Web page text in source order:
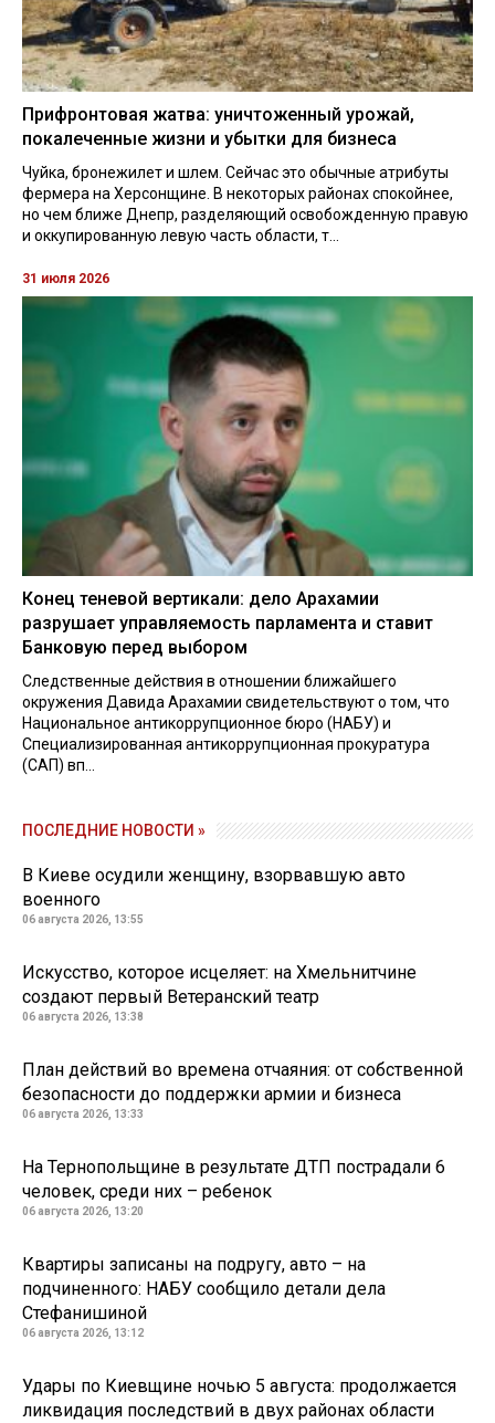
Прифронтовая жатва: уничтоженный урожай,
покалеченные жизни и убытки для бизнеса
Чуйка, бронежилет и шлем. Сейчас это обычные атрибуты
фермера на Херсонщине. В некоторых районах спокойнее,
но чем ближе Днепр, разделяющий освобожденную правую
и оккупированную левую часть области, т...
31 июля 2026
Конец теневой вертикали: дело Арахамии
разрушает управляемость парламента и ставит
Банковую перед выбором
Следственные действия в отношении ближайшего
окружения Давида Арахамии свидетельствуют о том, что
Национальное антикоррупционное бюро (НАБУ) и
Специализированная антикоррупционная прокуратура
(САП) вп...
ПОСЛЕДНИЕ НОВОСТИ »
В Киеве осудили женщину, взорвавшую авто
военного
06 августа 2026, 13:55
Искусство, которое исцеляет: на Хмельнитчине
создают первый Ветеранский театр
06 августа 2026, 13:38
План действий во времена отчаяния: от собственной
безопасности до поддержки армии и бизнеса
06 августа 2026, 13:33
На Тернопольщине в результате ДТП пострадали 6
человек, среди них – ребенок
06 августа 2026, 13:20
Квартиры записаны на подругу, авто – на
подчиненного: НАБУ сообщило детали дела
Стефанишиной
06 августа 2026, 13:12
Удары по Киевщине ночью 5 августа: продолжается
ликвидация последствий в двух районах области